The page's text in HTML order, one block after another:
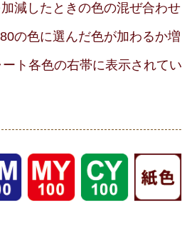
減したときの色の混ぜ合わせ
の色に選んだ色が加わるか増
ト各色の右帯に表示されてい